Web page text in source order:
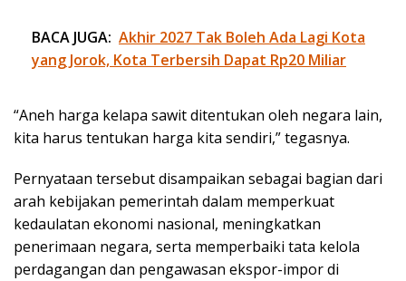
BACA JUGA: Akhir 2027 Tak Boleh Ada Lagi Kota
yang Jorok, Kota Terbersih Dapat Rp20 Miliar
“Aneh harga kelapa sawit ditentukan oleh negara lain,
kita harus tentukan harga kita sendiri,” tegasnya.
Pernyataan tersebut disampaikan sebagai bagian dari
arah kebijakan pemerintah dalam memperkuat
kedaulatan ekonomi nasional, meningkatkan
penerimaan negara, serta memperbaiki tata kelola
perdagangan dan pengawasan ekspor-impor di